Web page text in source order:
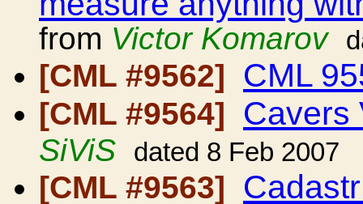
from Victor Komarov
[CML #9562] CML
[CML #9564] Cavers
SiViS dated 8 Feb 2007
[CML #9563]